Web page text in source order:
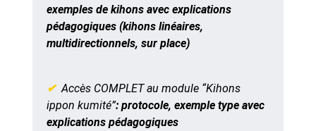
exemples de kihons avec explications
pédagogiques (kihons linéaires,
multidirectionnels, sur place)
✔ Accès COMPLET au module “Kihons
ippon kumité”: protocole, exemple type avec
explications pédagogiques